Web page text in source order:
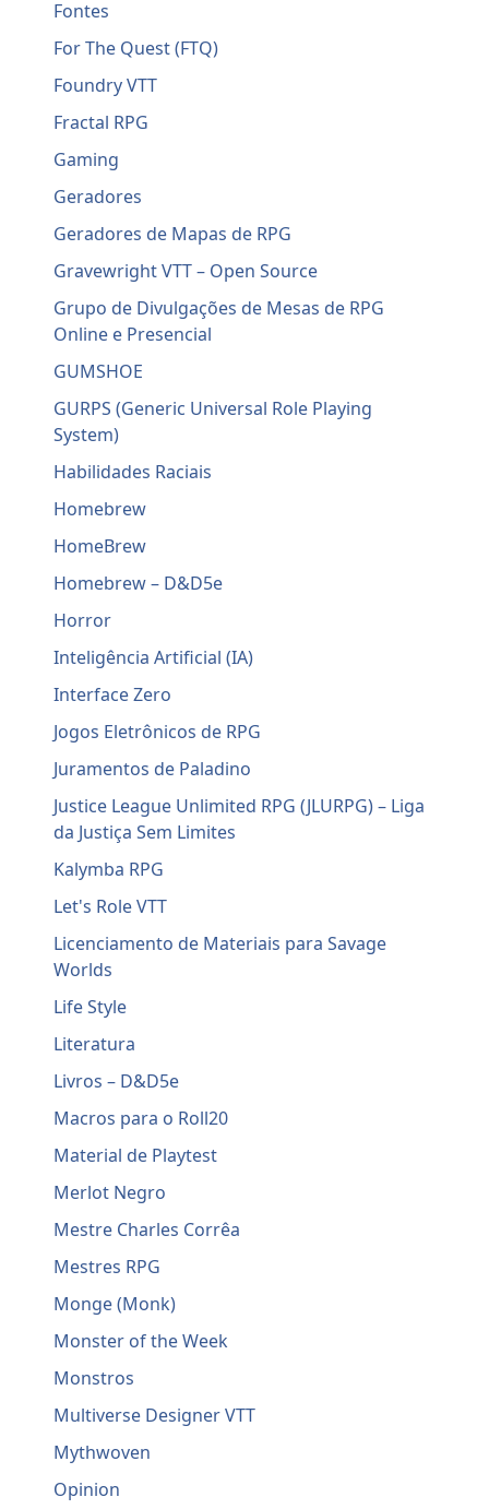
Fontes
For The Quest (FTQ)
Foundry VTT
Fractal RPG
Gaming
Geradores
Geradores de Mapas de RPG
Gravewright VTT – Open Source
Grupo de Divulgações de Mesas de RPG
Online e Presencial
GUMSHOE
GURPS (Generic Universal Role Playing
System)
Habilidades Raciais
Homebrew
HomeBrew
Homebrew – D&D5e
Horror
Inteligência Artificial (IA)
Interface Zero
Jogos Eletrônicos de RPG
Juramentos de Paladino
Justice League Unlimited RPG (JLURPG) – Liga
da Justiça Sem Limites
Kalymba RPG
Let's Role VTT
Licenciamento de Materiais para Savage
Worlds
Life Style
Literatura
Livros – D&D5e
Macros para o Roll20
Material de Playtest
Merlot Negro
Mestre Charles Corrêa
Mestres RPG
Monge (Monk)
Monster of the Week
Monstros
Multiverse Designer VTT
Mythwoven
Opinion